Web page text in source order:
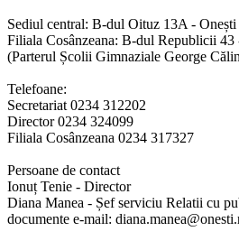
Sediul central: B-dul Oituz 13A - Onești
Filiala Cosânzeana: B-dul Republicii 43
(Parterul Școlii Gimnaziale George
Telefoane:
Secretariat 0234 312202
Director 0234 324099
Filiala Cosânzeana 0234 317327
Persoane de contact
Ionuț Tenie - Director
Diana Manea - Șef serviciu Relatii cu
documente e-mail: